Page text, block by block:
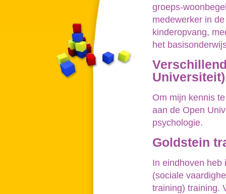
groeps-
medewerker in
kinderopvang,
het
Universiteit)
Om mijn kennis
aan de Open
psychologie.
Goldstein
In eindhoven heb
(sociale
training) training.